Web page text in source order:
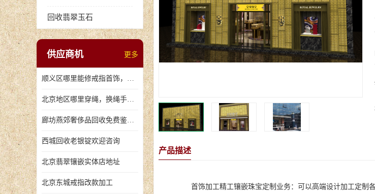
回收翡翠玉石
供应商机 更多
顺义区哪里能修戒指首饰，爪断裂了
北京地区哪里穿绳，换绳手串的地方
廊坊燕郊奢侈品回收免费鉴定，无手续费回收价格
西城回收老银锭欢迎咨询
北京翡翠镶嵌实体店地址
北京东城戒指改款加工
产品描述
首饰加工精工镶嵌珠宝定制业务：可以高端设计加工定制